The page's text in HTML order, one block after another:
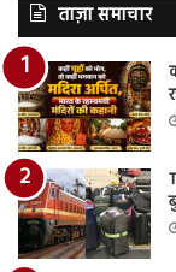
ताज़ा समाचार